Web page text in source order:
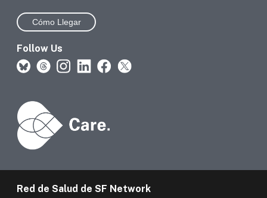
Cómo Llegar
Follow Us
Red de Salud de SF Network